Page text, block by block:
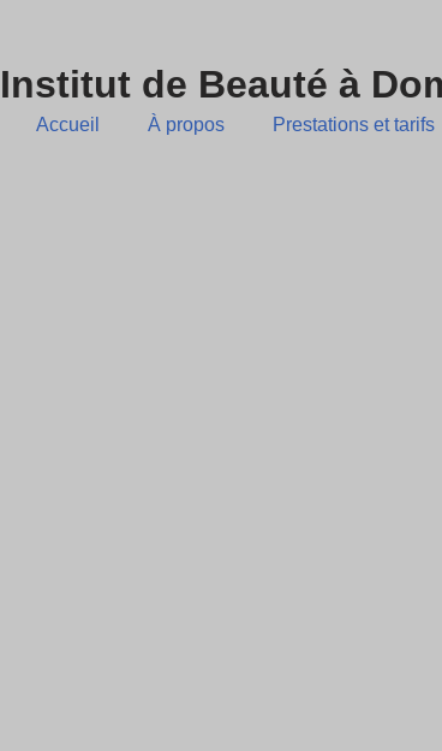
to
content
Accueil À propos Prestations et tarifs
Institut de Beauté à